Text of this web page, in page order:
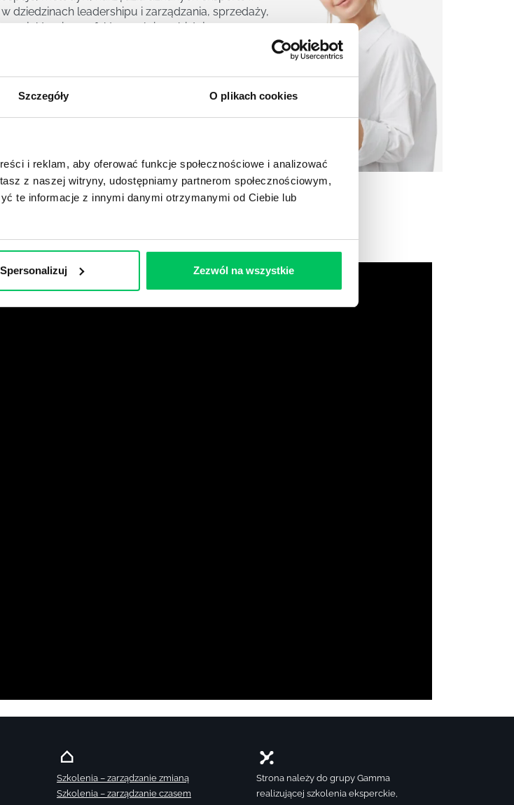
Szczegóły O plikach cookies
i reklam, aby oferować funkcje społecznościowe i analizować
z naszej witryny, udostępniamy partnerom społecznościowym,
te informacje z innymi danymi otrzymanymi od Ciebie lub
Spersonalizuj Zezwól na wszystkie
dziedzinach leadershipu i zarządzania, sprzedaży,
projektami czy efektywności osobistej.
raportów w wersji audiobook
Szkolenia – zarządzanie zmianą
Szkolenia – zarządzanie czasem
Strona należy do grupy Gamma
realizującej szkolenia eksperckie,